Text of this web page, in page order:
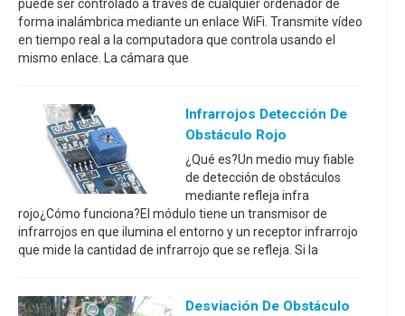
puede ser controlado a través de cualquier ordenador de
forma inalámbrica mediante un enlace WiFi. Transmite vídeo
en tiempo real a la computadora que controla usando el
mismo enlace. La cámara que
Infrarrojos Detección De
Obstáculo Rojo
¿Qué es?Un medio muy fiable
de detección de obstáculos
mediante refleja infra
rojo¿Cómo funciona?El módulo tiene un transmisor de
infrarrojos en que ilumina el entorno y un receptor infrarrojo
que mide la cantidad de infrarrojo que se refleja. Si la
Desviación De Obstáculo